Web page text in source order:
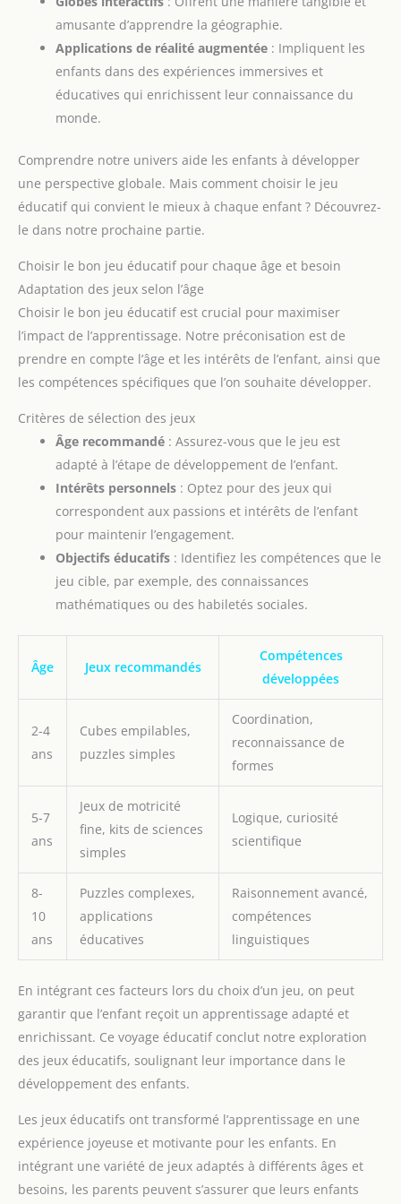
nouvelle manière. IDÉE
D'APPRENTISSAGE ET DE
SCIENCES DE L'ÉDUCATION
: pour Noël, les
anniversaires, les activités
d'été et d'hiver, les
vacances scolaires et le
façon d’apprendre en
auront également du
temps de qualité pour
faire de la science avec les
enfants.
éducatifs de qualité - Les enfants s'amuseront
pendant des heures en explorant les multiples
famille, les amis ou les camarades de classe ; comme
un vrai scientifique dans un laboratoire ! Expériences
amusantes de chimie et de physique - Réalisez des
expériences scientifiques réelles telles que la création
de balles rebondissantes, la construction d'un volcan,
amusante d’apprendre la géographie.
Applications de réalité augmentée : Impliquent les
enfants dans des expériences immersives et
éducatives qui enrichissent leur connaissance du
monde.
Comprendre notre univers aide les enfants à développer
une perspective globale. Mais comment choisir le jeu
éducatif qui convient le mieux à chaque enfant ? Découvrez-
le dans notre prochaine partie.
Choisir le bon jeu éducatif pour chaque âge et besoin
Adaptation des jeux selon l’âge
Choisir le bon jeu éducatif est crucial pour maximiser
l’impact de l’apprentissage. Notre préconisation est de
prendre en compte l’âge et les intérêts de l’enfant, ainsi que
les compétences spécifiques que l’on souhaite développer.
Critères de sélection des jeux
Âge recommandé : Assurez-vous que le jeu est
adapté à l’étape de développement de l’enfant.
Intérêts personnels : Optez pour des jeux qui
correspondent aux passions et intérêts de l’enfant
pour maintenir l’engagement.
Objectifs éducatifs : Identifiez les compétences que le
jeu cible, par exemple, des connaissances
mathématiques ou des habiletés sociales.
Âge Jeux recommandés
Compétences
développées
2-4
ans
Cubes empilables,
puzzles simples
Coordination,
reconnaissance de
formes
5-7
ans
Jeux de motricité
fine, kits de sciences
simples
Logique, curiosité
scientifique
8-
10
ans
Puzzles complexes,
applications
éducatives
Raisonnement avancé,
compétences
linguistiques
En intégrant ces facteurs lors du choix d’un jeu, on peut
garantir que l’enfant reçoit un apprentissage adapté et
enrichissant. Ce voyage éducatif conclut notre exploration
des jeux éducatifs, soulignant leur importance dans le
développement des enfants.
Les jeux éducatifs ont transformé l’apprentissage en une
expérience joyeuse et motivante pour les enfants. En
intégrant une variété de jeux adaptés à différents âges et
besoins, les parents peuvent s’assurer que leurs enfants